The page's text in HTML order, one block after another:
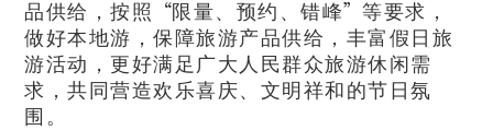
品供给，按照
“限量、预约、错峰”等要求，
做好本地游，保障旅游产品供给，丰富假日旅
游活动，更好满足广大人民群众旅游休闲需
求，共同营造欢乐喜庆、文明祥和的节日氛
围。